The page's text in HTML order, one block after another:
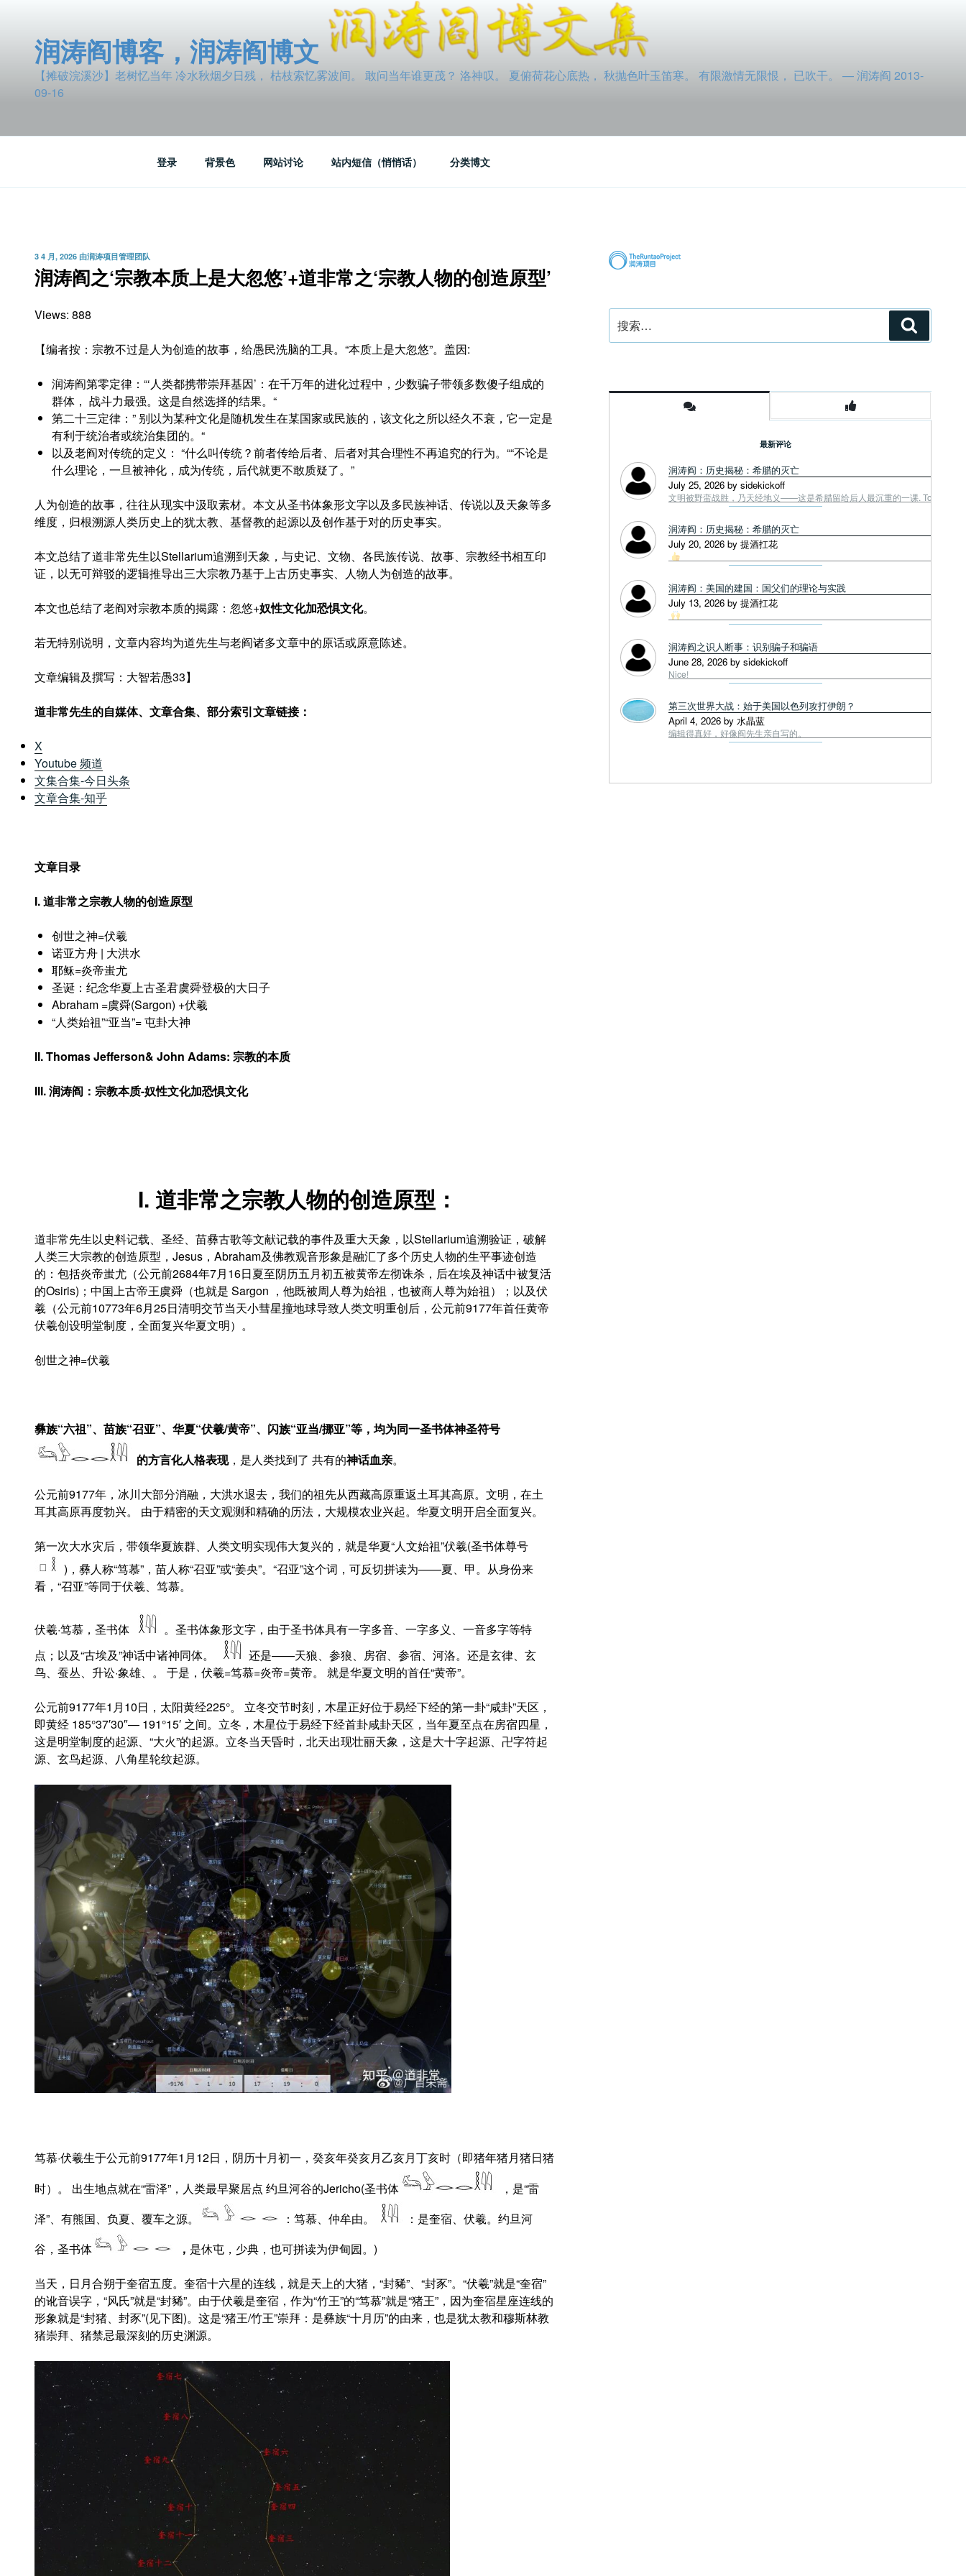
润涛阎博客，润涛阎博文
【摊破浣溪沙】老树忆当年 冷水秋烟夕日残， 枯枝索忆雾波间。 敢问当年谁更茂？ 洛神叹。 夏俯荷花心底热， 秋抛色叶玉笛寒。 有限激情无限恨， 已吹干。 — 润涛阎 2013-
09-16
登录 背景色 网站讨论 站内短信（悄悄话） 分类博文
发
布
于
3 4 月, 2026 由润涛项目管理团队
润涛阎之‘宗教本质上是大忽悠’+道非常之‘宗教人物的创造原型’
Views: 888
【编者按：宗教不过是人为创造的故事，给愚民洗脑的工具。“本质上是大忽悠”。盖因:
润涛阎第零定律：“‘人类都携带崇拜基因’：在千万年的进化过程中，少数骗子带领多数傻子组成的
群体， 战斗力最强。这是自然选择的结果。“
第二十三定律：” 别以为某种文化是随机发生在某国家或民族的，该文化之所以经久不衰，它一定是
有利于统治者或统治集团的。“
以及老阎对传统的定义： “什么叫传统？前者传给后者、后者对其合理性不再追究的行为。““不论是
什么理论，一旦被神化，成为传统，后代就更不敢质疑了。”
人为创造的故事，往往从现实中汲取素材。本文从圣书体象形文字以及多民族神话、传说以及天象等多
维度，归根溯源人类历史上的犹太教、基督教的起源以及创作基于对的历史事实。
本文总结了道非常先生以Stellarium追溯到天象，与史记、文物、各民族传说、故事、宗教经书相互印
证，以无可辩驳的逻辑推导出三大宗教乃基于上古历史事实、人物人为创造的故事。
本文也总结了老阎对宗教本质的揭露：忽悠+奴性文化加恐惧文化。
若无特别说明，文章内容均为道先生与老阎诸多文章中的原话或原意陈述。
文章编辑及撰写：大智若愚33】
道非常先生的自媒体、文章合集、部分索引文章链接：
X
Youtube 频道
文集合集-今日头条
文章合集-知乎
文章目录
I. 道非常之宗教人物的创造原型
创世之神=伏羲
诺亚方舟 | 大洪水
耶稣=炎帝蚩尤
圣诞：纪念华夏上古圣君虞舜登极的大日子
Abraham =虞舜(Sargon) +伏羲
“人类始祖”“亚当”= 屯卦大神
II. Thomas Jefferson& John Adams: 宗教的本质
III. 润涛阎：宗教本质-奴性文化加恐惧文化
I. 道非常之宗教人物的创造原型：
道非常先生以史料记载、圣经、苗彝古歌等文献记载的事件及重大天象，以Stellarium追溯验证，破解
人类三大宗教的创造原型，Jesus，Abraham及佛教观音形象是融汇了多个历史人物的生平事迹创造
的：包括炎帝蚩尤（公元前2684年7月16日夏至阴历五月初五被黄帝左彻诛杀，后在埃及神话中被复活
的Osiris)；中国上古帝王虞舜（也就是 Sargon ，他既被周人尊为始祖，也被商人尊为始祖）；以及伏
羲（公元前10773年6月25日清明交节当天小彗星撞地球导致人类文明重创后，公元前9177年首任黄帝
伏羲创设明堂制度，全面复兴华夏文明）。
创世之神=伏羲
彝族“六祖”、苗族“召亚”、华夏“伏羲/黄帝”、闪族“亚当/挪亚”等，均为同一圣书体神圣符号
的方言化人格表现，是人类找到了 共有的神话血亲。
公元前9177年，冰川大部分消融，大洪水退去，我们的祖先从西藏高原重返土耳其高原。文明，在土
耳其高原再度勃兴。 由于精密的天文观测和精确的历法，大规模农业兴起。华夏文明开启全面复兴。
第一次大水灾后，带领华夏族群、人类文明实现伟大复兴的，就是华夏“人文始祖”伏羲(圣书体尊号
)，彝人称“笃慕”，苗人称“召亚”或“姜央”。“召亚”这个词，可反切拼读为——夏、甲。从身份来
看，“召亚”等同于伏羲、笃慕。
伏羲·笃慕，圣书体
。圣书体象形文字，由于圣书体具有一字多音、一字多义、一音多字等特
点；以及“古埃及”神话中诸神同体。
还是——天狼、参狼、房宿、参宿、河洛。还是玄律、玄
鸟、蚕丛、升讼·象雄、。 于是，伏羲=笃慕=炎帝=黄帝。 就是华夏文明的首任“黄帝”。
公元前9177年1月10日，太阳黄经225°。 立冬交节时刻，木星正好位于易经下经的第一卦“咸卦”天区，
即黄经 185°37′30″— 191°15′ 之间。立冬，木星位于易经下经首卦咸卦天区，当年夏至点在房宿四星，
这是明堂制度的起源、“大火”的起源。立冬当天昏时，北天出现壮丽天象，这是大十字起源、卍字符起
源、玄鸟起源、八角星轮纹起源。
笃慕·伏羲生于公元前9177年1月12日，阴历十月初一，癸亥年癸亥月乙亥月丁亥时（即猪年猪月猪日猪
时）。 出生地点就在“雷泽”，人类最早聚居点 约旦河谷的Jericho(圣书体
，是“雷
泽”、有熊国、负夏、覆车之源。
：笃慕、仲牟由。
：是奎宿、伏羲。约旦河
谷，圣书体
， 是休屯，少典，也可拼读为伊甸园。)
当天，日月合朔于奎宿五度。奎宿十六星的连线，就是天上的大猪，“封豨”、“封豕”。“伏羲”就是“奎宿”
的讹音误字，“风氏”就是“封豨”。由于伏羲是奎宿，作为“竹王”的“笃慕”就是“猪王”，因为奎宿星座连线的
形象就是“封猪、封豕”(见下图)。这是“猪王/竹王”崇拜：是彝族“十月历”的由来，也是犹太教和穆斯林教
猪崇拜、猪禁忌最深刻的历史渊源。
索：
索
最新评论
润涛阎：历史揭秘：希腊的灭亡
July 25, 2026 by sidekickoff
文明被野蛮战胜，乃天经地义——这是希腊留给后人最沉重的一课. Tough
润涛阎：历史揭秘：希腊的灭亡
July 20, 2026 by 提酒扛花
润涛阎：美国的建国：国父们的理论与实践
July 13, 2026 by 提酒扛花
润涛阎之识人断事：识别骗子和骗语
June 28, 2026 by sidekickoff
Nice!
第三次世界大战：始于美国以色列攻打伊朗？
April 4, 2026 by 水晶蓝
编辑得真好，好像阎先生亲自写的。